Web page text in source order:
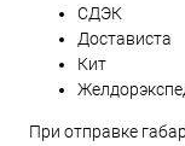
СДЭК
Достависта
Кит
При отправке